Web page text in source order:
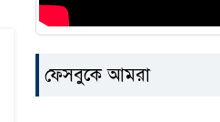
ফেসবুকে আমরা